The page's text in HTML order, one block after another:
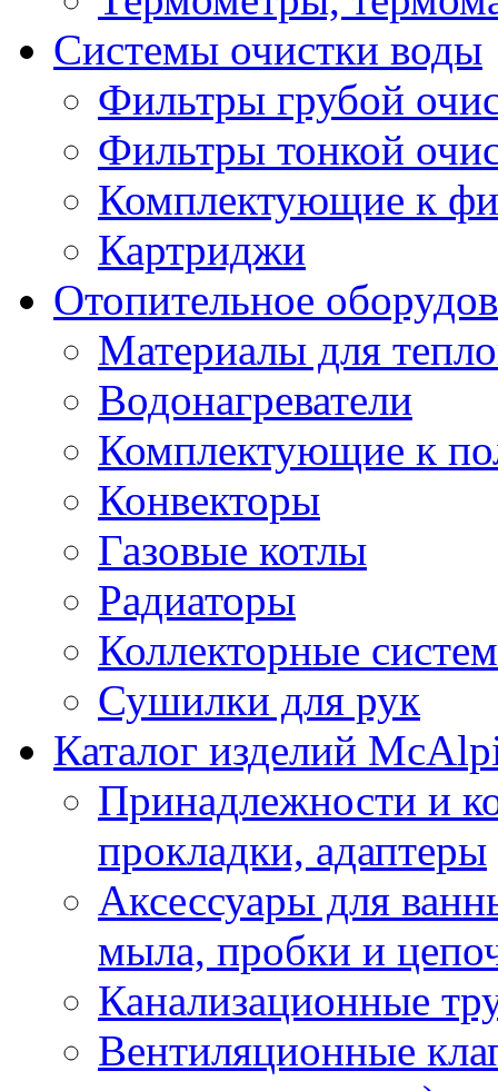
Системы очистки воды
Фильтры грубой
Фильтры тонкой
Комплектующие к
Картриджи
Отопительное
Материалы для
Водонагреватели
Комплектующие к
Конвекторы
Газовые котлы
Радиаторы
Коллекторные
Сушилки для рук
Каталог изделий
Принадлежности и
прокладки, адаптеры
Аксессуары для
мыла, пробки и
Канализационные
Вентиляционные